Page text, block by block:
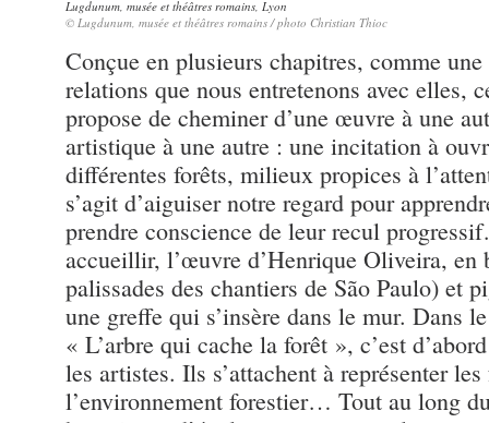
Lugdunum, musée et théâtres romains, Lyon
© Lugdunum, musée et théâtres romains / photo Christian Thioc
Conçue en plusieurs chapitres, comme
relations que nous entretenons avec elles,
propose de cheminer d’une œuvre à une
artistique à une autre : une incitation à
différentes forêts, milieux propices à
s’agit d’aiguiser notre regard pour
prendre conscience de leur recul
accueillir, l’œuvre d’Henrique Oliveira, en
palissades des chantiers de São Paulo) et
une greffe qui s’insère dans le mur. Dans
« L’arbre qui cache la forêt », c’est
les artistes. Ils s’attachent à représenter
l’environnement forestier… Tout au long